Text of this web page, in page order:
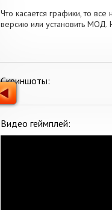
Что касается графики, то
версию или установить МОД.
Скриншоты:
Видео геймплей: